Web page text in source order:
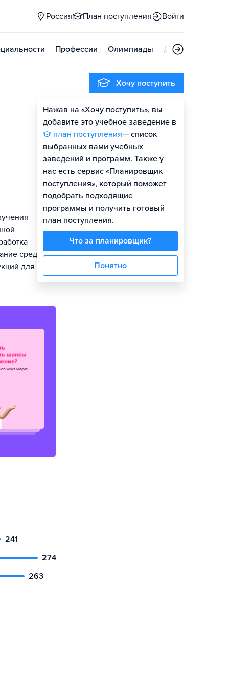
Россия План поступления Войти
Профессии Олимпиады Дни открытых
средств
для
241
274
263
Хочу поступить
Нажав на «Хочу поступить», вы
добавите это учебное заведение в
план поступления— список
выбранных вами учебных
заведений и программ. Также у
нас есть сервис «Планировщик
поступления», который поможет
подобрать подходящие
программы и получить готовый
план поступления.
Что за планировщик?
Понятно
Оценить шансы